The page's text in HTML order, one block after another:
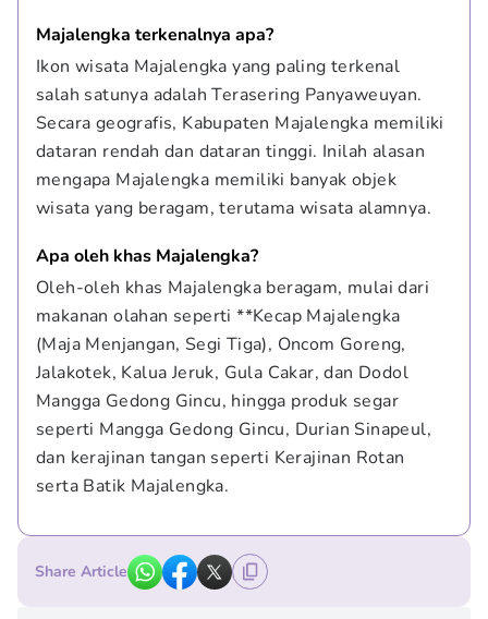
Majalengka terkenalnya apa?
Ikon wisata Majalengka yang paling terkenal
salah satunya adalah Terasering Panyaweuyan.
Secara geografis, Kabupaten Majalengka memiliki
dataran rendah dan dataran tinggi. Inilah alasan
mengapa Majalengka memiliki banyak objek
wisata yang beragam, terutama wisata alamnya.
Apa oleh khas Majalengka?
Oleh-oleh khas Majalengka beragam, mulai dari
makanan olahan seperti **Kecap Majalengka
(Maja Menjangan, Segi Tiga), Oncom Goreng,
Jalakotek, Kalua Jeruk, Gula Cakar, dan Dodol
Mangga Gedong Gincu, hingga produk segar
seperti Mangga Gedong Gincu, Durian Sinapeul,
dan kerajinan tangan seperti Kerajinan Rotan
serta Batik Majalengka.
Share Article